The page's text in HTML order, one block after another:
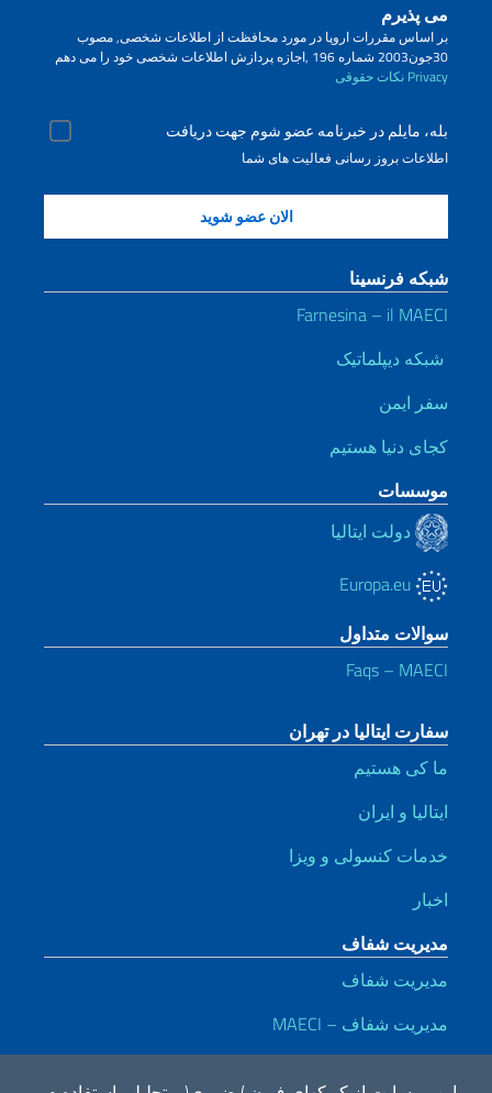
می پذیرم
بر اساس مقررات اروپا در مورد محافظت از اطلاعات شخصی, مصوب
30جون2003 شماره 196 ,اجازه پردازش اطلاعات شخصی خود را می دهم
Privacy نکات حقوقی
بله، مایلم در خبرنامه عضو شوم جهت دریافت
اطلاعات بروز رسانی فعالیت های شما
شبکه فرنسینا
Farnesina – il MAECI
شبکه دیپلماتیک
سفر ایمن
کجای دنیا هستیم
موسسات
دولت ایتالیا
سوالات متداول
Faqs – MAECI
سفارت ایتالیا در تهران
ما کی هستیم
ایتالیا و ایران
خدمات کنسولی و ویزا
اخبار
مدیریت شفاف
مدیریت شفاف
مدیریت شفاف – MAECI
لینک های مفید